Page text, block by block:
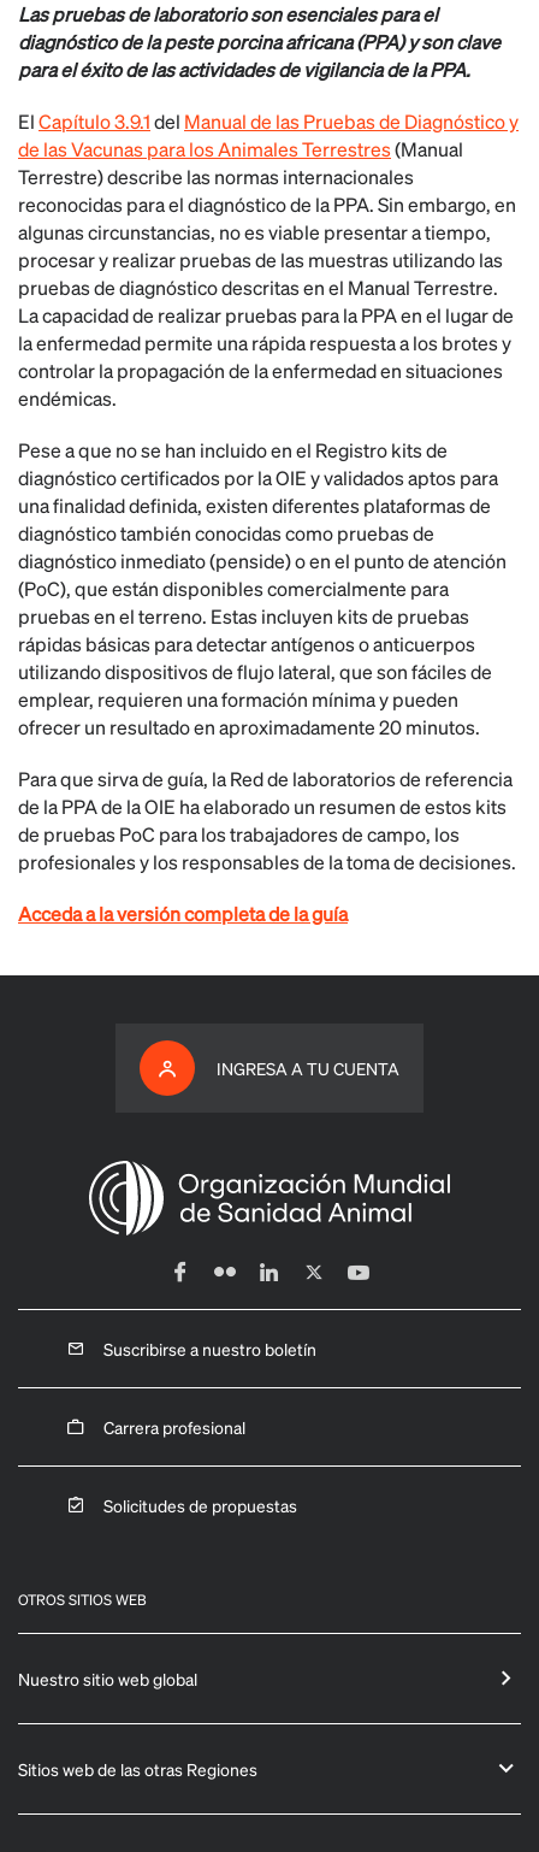
Las pruebas de laboratorio son esenciales para el
diagnóstico de la peste porcina africana (PPA) y son clave
para el éxito de las actividades de vigilancia de la PPA.
ElCapítulo 3.9.1del Manual de las Pruebas de Diagnóstico y
de las Vacunas para los Animales Terrestres(Manual
Terrestre) describe las normas internacionales
reconocidas para el diagnóstico de la PPA. Sin embargo, en
algunas circunstancias, no es viable presentar a tiempo,
procesar y realizar pruebas de las muestras utilizando las
pruebas de diagnóstico descritas en el Manual Terrestre.
La capacidad de realizar pruebas para la PPA en el lugar de
la enfermedad permite una rápida respuesta a los brotes y
controlar la propagación de la enfermedad en situaciones
endémicas.
Pese a que no se han incluido en el Registro kits de
diagnóstico certificados por la OIE y validados aptos para
una finalidad definida, existen diferentes plataformas de
diagnóstico también conocidas como pruebas de
diagnóstico inmediato (penside) o en el punto de atención
(PoC), que están disponibles comercialmente para
pruebas en el terreno. Estas incluyen kits de pruebas
rápidas básicas para detectar antígenos o anticuerpos
utilizando dispositivos de flujo lateral, que son fáciles de
emplear, requieren una formación mínima y pueden
ofrecer un resultado en aproximadamente 20 minutos.
Para que sirva de guía, la Red de laboratorios de referencia
de la PPA de la OIE ha elaborado un resumen de estos kits
de pruebas PoC para los trabajadores de campo, los
profesionales y los responsables de la toma de decisiones.
Acceda a la versión completa de la guía
INGRESA A TU CUENTA
Suscribirse a nuestro boletín
Carrera profesional
Solicitudes de propuestas
OTROS SITIOS WEB
Nuestro sitio web global
Sitios web de las otras Regiones